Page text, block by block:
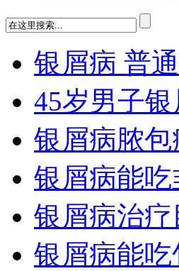
银屑病 普
45岁男子
银屑病脓包
银屑病能吃
银屑病治疗
银屑病能吃